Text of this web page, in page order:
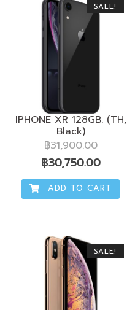
SALE!
IPHONE XR 128GB. (TH,
Black)
฿31,900.00
Original
price
was:
฿30,750.00Current
price
is:
ADD TO CART
SALE!